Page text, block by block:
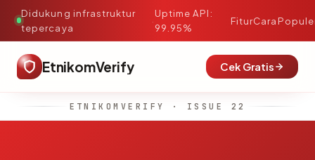
Didukung infrastruktur
tepercaya
·
Uptime API:
99.95%
FiturCara
EtnikomVerify Cek Gratis
ETNIKOMVERIFY · ISSUE 22